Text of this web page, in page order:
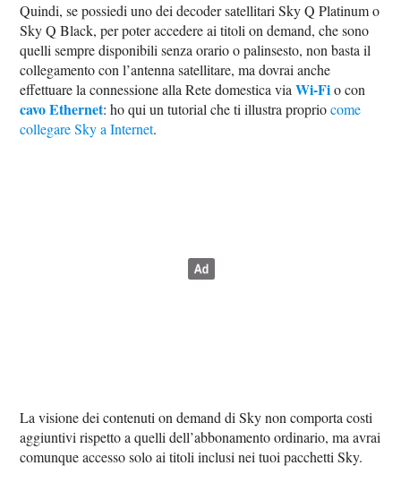
Quindi, se possiedi uno dei decoder satellitari Sky Q Platinum o
Sky Q Black, per poter accedere ai titoli on demand, che sono
quelli sempre disponibili senza orario o palinsesto, non basta il
collegamento con l’antenna satellitare, ma dovrai anche
effettuare la connessione alla Rete domestica viaWi-Fio con
cavo Ethernet: ho qui un tutorial che ti illustra propriocome
collegare Sky a Internet.
La visione dei contenuti on demand di Sky non comporta costi
aggiuntivi rispetto a quelli dell’abbonamento ordinario, ma avrai
comunque accesso solo ai titoli inclusi nei tuoi pacchetti Sky.